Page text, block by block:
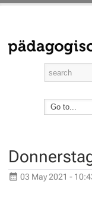
03 May 2021 -